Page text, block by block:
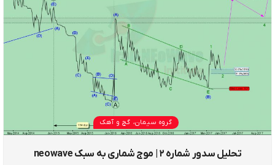
گروه سیمان، گچ و آهک
تحلیل سدور شماره ۲ | موج شماری به سبک neowave